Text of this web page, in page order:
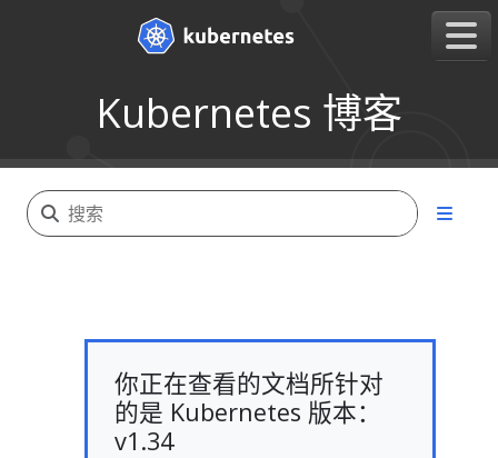
Kubernetes 博客
你正在查看的文档所针对
的是 Kubernetes 版本：
v1.34